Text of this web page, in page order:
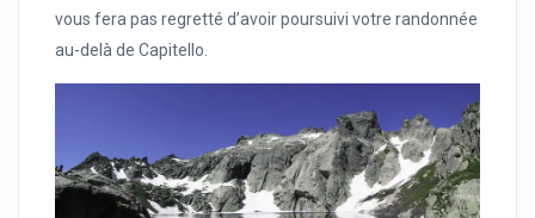
vous fera pas regretté d’avoir poursuivi votre randonnée
au-delà de Capitello.